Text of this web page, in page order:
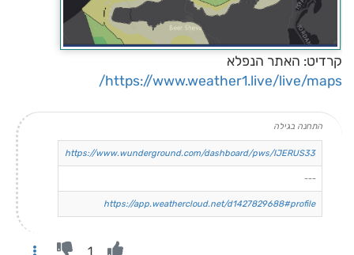
קרדיט: האתר הנפלא
https://www.weather1.live/live/maps/
התחנה בגילה
https://www.wunderground.com/dashboard/pws/IJERUS33
---
https://app.weathercloud.net/d1427829688#profile
1